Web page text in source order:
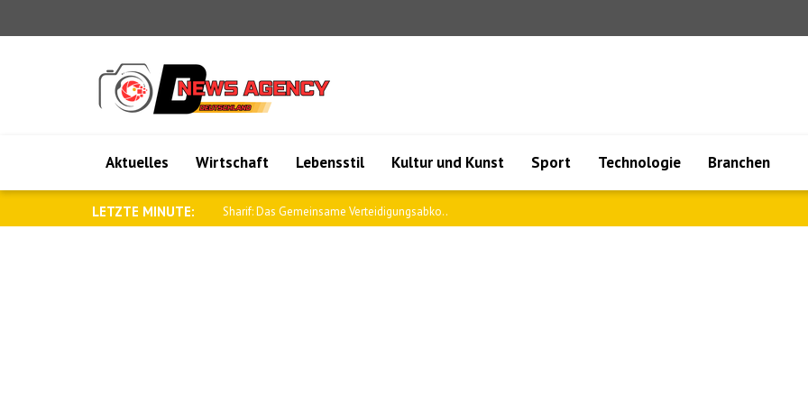
Aktuelles Wirtschaft Lebensstil Kultur und Kunst Sport Technologie Branchen
LETZTE MINUTE: Sharif: Das Gemeinsame Verteidigungsabko..